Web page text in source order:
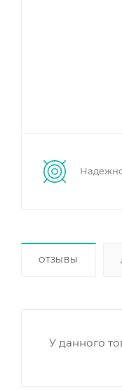
ОТЗЫВЫ
У данного